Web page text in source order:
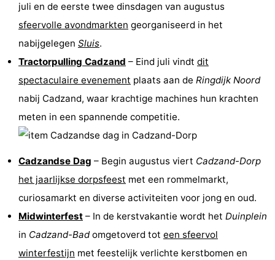
juli en de eerste twee dinsdagen van augustus
sfeervolle avondmarkten georganiseerd in het
nabijgelegen Sluis.
Tractorpulling Cadzand – Eind juli vindt dit
spectaculaire evenement plaats aan de Ringdijk Noord
nabij Cadzand, waar krachtige machines hun krachten
meten in een spannende competitie.
Cadzandse Dag – Begin augustus viert Cadzand-Dorp
het jaarlijkse dorpsfeest met een rommelmarkt,
curiosamarkt en diverse activiteiten voor jong en oud.
Midwinterfest – In de kerstvakantie wordt het Duinplein
in Cadzand-Badomgetoverd tot een sfeervol
winterfestijn met feestelijk verlichte kerstbomen en